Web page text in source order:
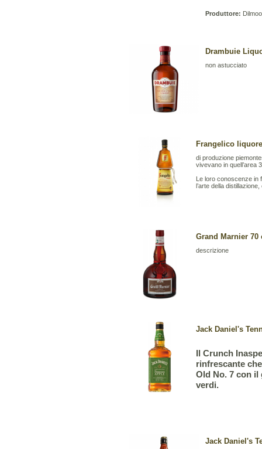
Produttore:
Drambuie
non astucciato
Frangelico
di produzione
vivevano in quell’area
Le loro conoscenze in
l’arte della distillazione,
Grand Marnier 70
descrizione
Jack Daniel's
Il Crunch
rinfrescante
Old No. 7 con il
verdi.
Jack Daniel's